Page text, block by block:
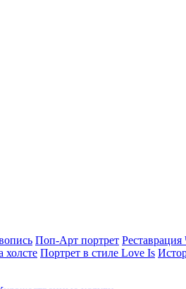
Поп-Арт портрет
холсте Портрет в стиле Love Is